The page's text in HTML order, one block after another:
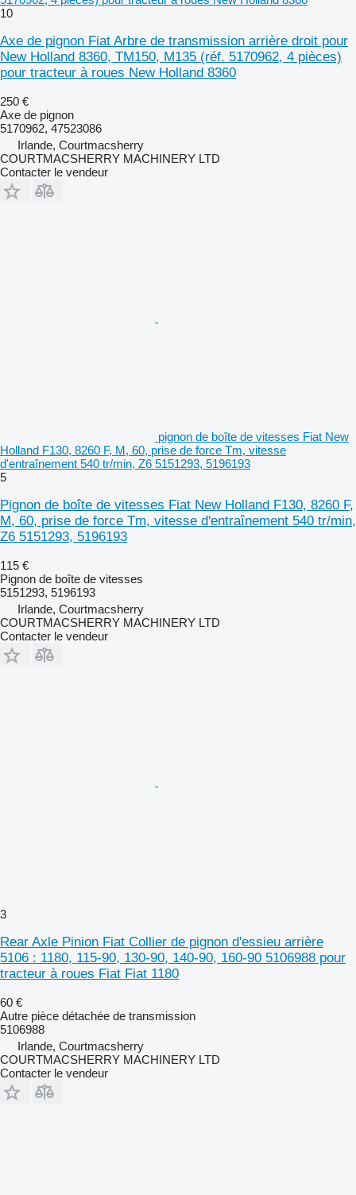
10
Axe de pignon Fiat Arbre de transmission arrière droit pour
New Holland 8360, TM150, M135 (réf. 5170962, 4 pièces)
pour tracteur à roues New Holland 8360
250 €
Axe de pignon
5170962, 47523086
Irlande, Courtmacsherry
COURTMACSHERRY MACHINERY LTD
Contacter le vendeur
pignon de boîte de vitesses Fiat New
Holland F130, 8260 F, M, 60, prise de force Tm, vitesse
d'entraînement 540 tr/min, Z6 5151293, 5196193
5
Pignon de boîte de vitesses Fiat New Holland F130, 8260 F,
M, 60, prise de force Tm, vitesse d'entraînement 540 tr/min,
Z6 5151293, 5196193
115 €
Pignon de boîte de vitesses
5151293, 5196193
Irlande, Courtmacsherry
COURTMACSHERRY MACHINERY LTD
Contacter le vendeur
3
Rear Axle Pinion Fiat Collier de pignon d'essieu arrière
5106 : 1180, 115-90, 130-90, 140-90, 160-90 5106988 pour
tracteur à roues Fiat Fiat 1180
60 €
Autre pièce détachée de transmission
5106988
Irlande, Courtmacsherry
COURTMACSHERRY MACHINERY LTD
Contacter le vendeur